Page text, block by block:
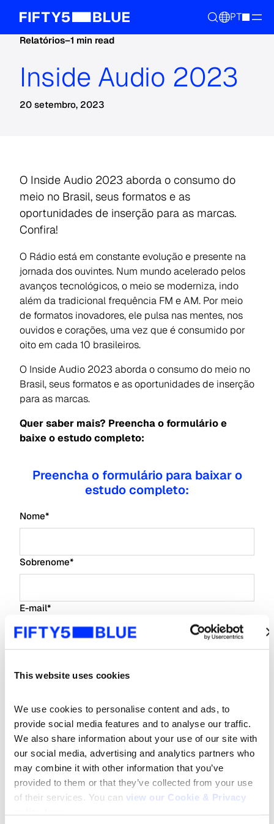
This website uses cookies
We use cookies to personalise content and ads, to
provide social media features and to analyse our traffic.
We also share information about your use of our site with
our social media, advertising and analytics partners who
may combine it with other information that you’ve
provided to them or that they’ve collected from your use
of their services. You can view our Cookie & Privacy
PT
Relatórios–1 min read
Inside Audio 2023
20 setembro, 2023
O Inside Audio 2023 aborda o consumo do
meio no Brasil, seus formatos e as
oportunidades de inserção para as marcas.
Confira!
O Rádio está em constante evolução e presente na
jornada dos ouvintes. Num mundo acelerado pelos
avanços tecnológicos, o meio se moderniza, indo
além da tradicional frequência FM e AM. Por meio
de formatos inovadores, ele pulsa nas mentes, nos
ouvidos e corações, uma vez que é consumido por
oito em cada 10 brasileiros.
O Inside Audio 2023 aborda o consumo do meio no
Brasil, seus formatos e as oportunidades de inserção
para as marcas.
Quer saber mais? Preencha o formulário e
baixe o estudo completo:
Preencha o formulário para baixar o
estudo completo:
Nome*
Sobrenome*
E-mail*
*
Desejo receber informações sobre tendências,